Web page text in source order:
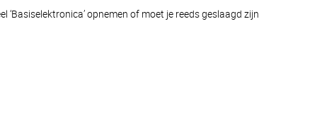
opnemen of moet je reeds geslaagd zijn